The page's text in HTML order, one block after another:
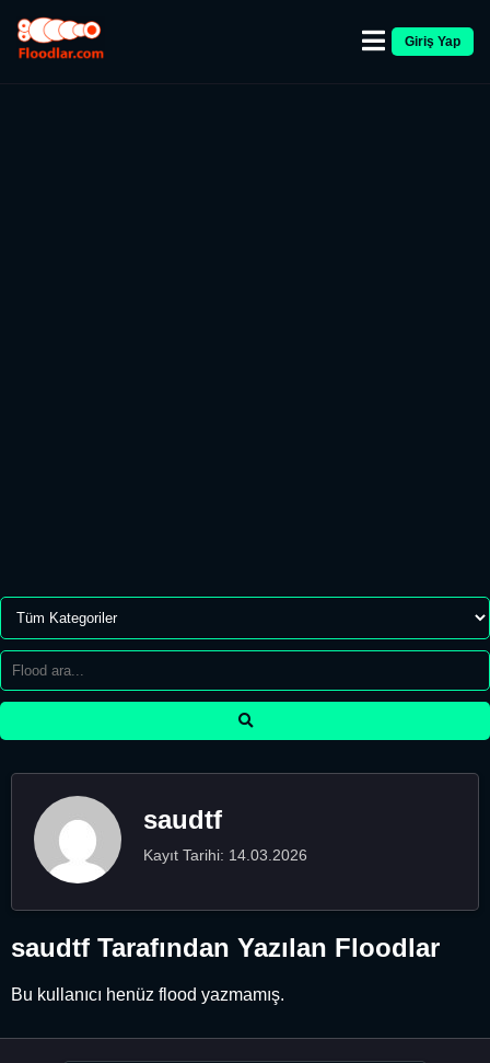
Giriş Yap
saudtf
Kayıt Tarihi: 14.03.2026
saudtf Tarafından Yazılan Floodlar
Bu kullanıcı henüz flood yazmamış.